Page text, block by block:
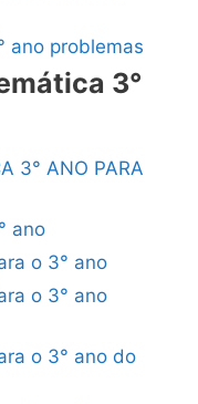
ano problemas
3°
3° ANO PARA
ano
o 3° ano
o 3° ano
o 3° ano do